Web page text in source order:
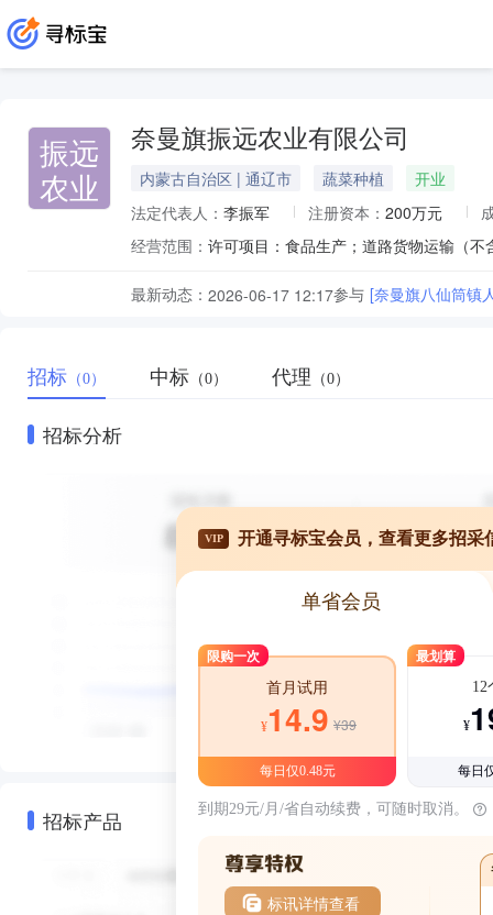
振远
农业
奈曼旗振远农业有限公司
内蒙古自治区 | 通辽市 蔬菜种植
开业
法定代表人： 李振军 注册资本： 200万元
经营范围：
最新动态： 2026-06-17 12:17参与 [奈曼旗八仙筒镇
招标 （0） 中标 （0） 代理 （0）
招标分析
招标产品
VIP 开通寻标宝会员，查看更多招采
单省会员
限购一次
首月试用
¥14.9 ¥39
每日仅0.48元
最划算
12
¥
每日
到期29元/月/省自动续费，可随时取消。
标讯详情查看